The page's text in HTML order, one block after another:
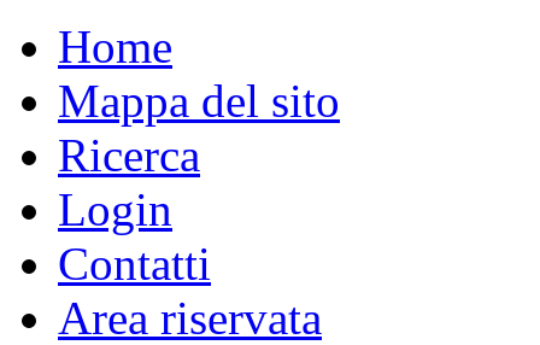
Home
Mappa del sito
Ricerca
Login
Contatti
Area riservata